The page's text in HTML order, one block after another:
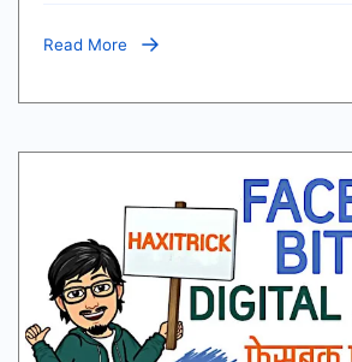
Read More